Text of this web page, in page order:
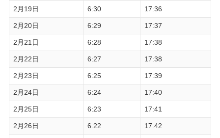
2月19日 6:30 17:36
2月20日 6:29 17:37
2月21日 6:28 17:38
2月22日 6:27 17:38
2月23日 6:25 17:39
2月24日 6:24 17:40
2月25日 6:23 17:41
2月26日 6:22 17:42